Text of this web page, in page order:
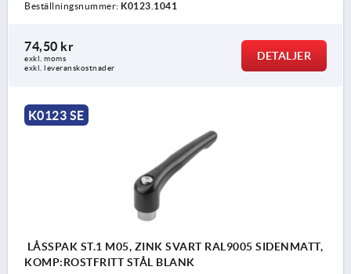
Beställningsnummer: K0123.1041
74,50 kr
exkl. moms
exkl. leveranskostnader
DETALJER
K0123 SE
LÅSSPAK ST.1 M05, ZINK SVART RAL9005 SIDENMATT,
KOMP:ROSTFRITT STÅL BLANK